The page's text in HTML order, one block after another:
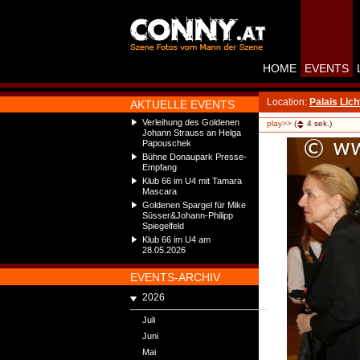
AKTUELLE EVENTS
Verleihung des Goldenen
Johann Strauss an Helga
Papouschek
Bühne Donaupark Presse-
Empfang
Klub 66 im U4 mit Tamara
Mascara
Goldenen Spargel für Mike
Süsser&Johann-Philipp
Spiegelfeld
Klub 66 im U4 am
28.05.2026
EVENTS-ARCHIV
2026
Juli
Juni
Mai
HOME EVENTS
Location: Palais
play>> ( 4 sek.)